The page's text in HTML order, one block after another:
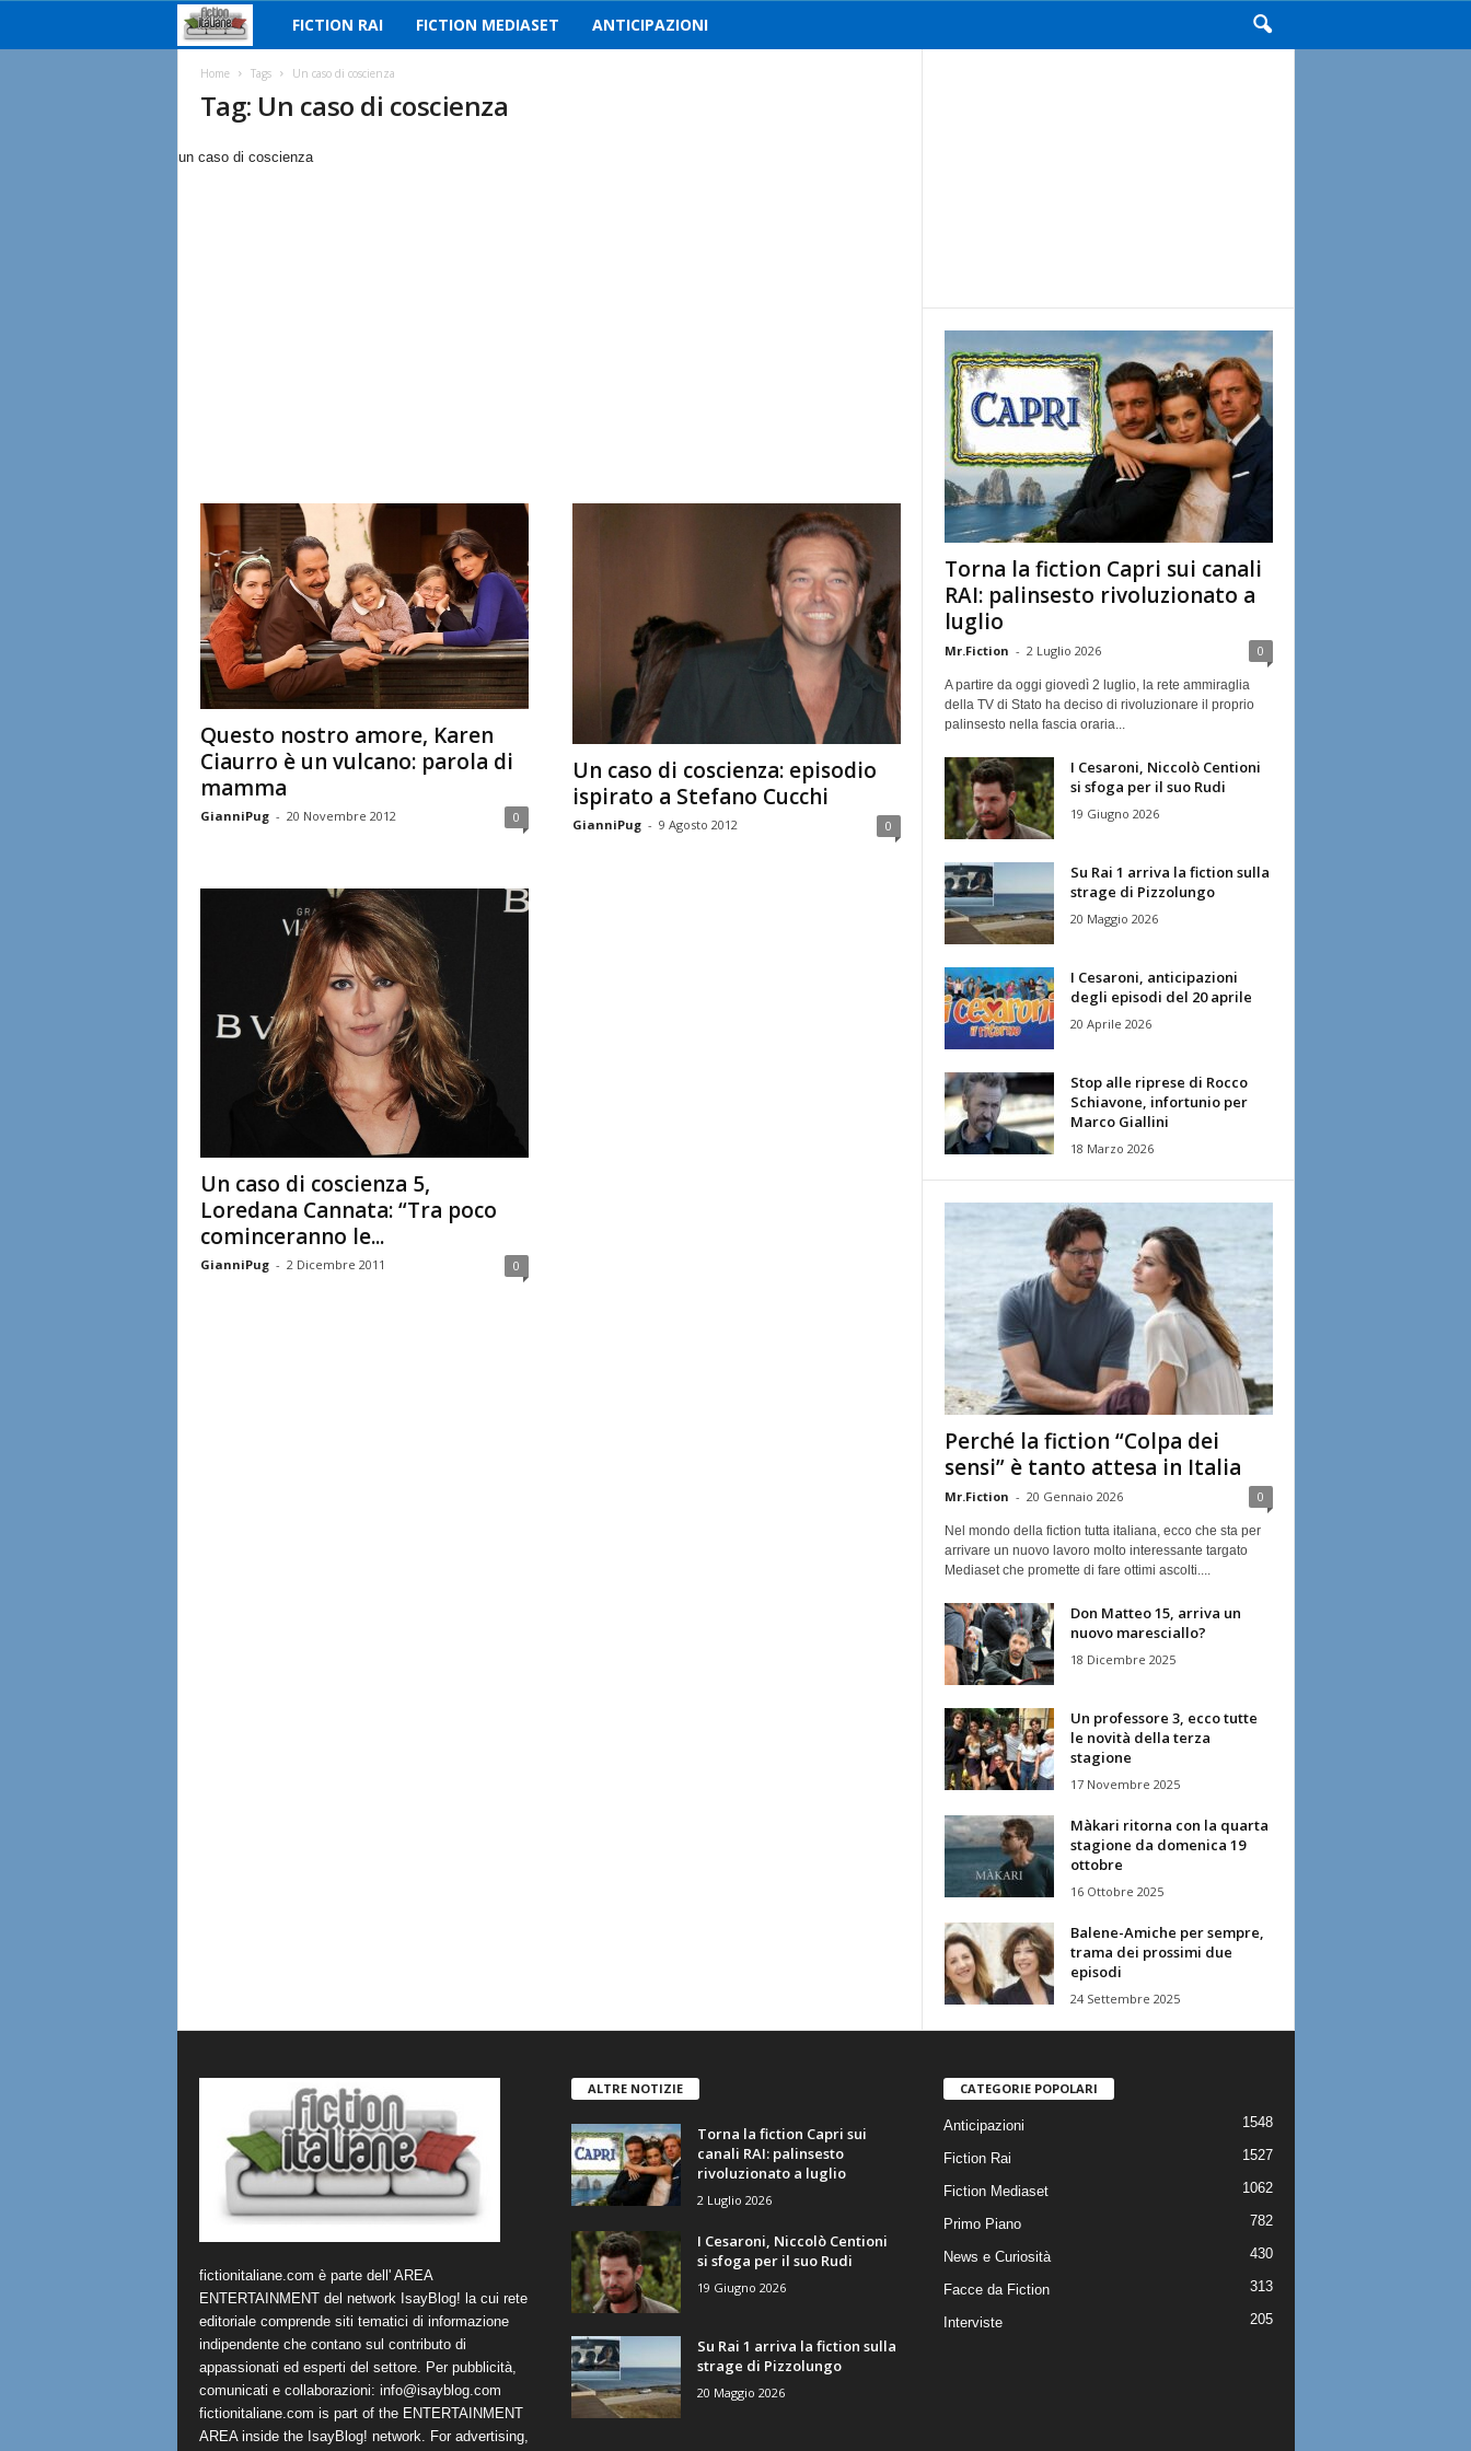
c
l
e
FICTION RAI FICTION MEDIASET ANTICIPAZIONI
Home Tags Un caso di coscienza
Tag: Un caso di coscienza
un caso di coscienza
Questo nostro amore, Karen
Ciaurro è un vulcano: parola di
mamma
GianniPug - 20 Novembre 2012 0
Un caso di coscienza: episodio
ispirato a Stefano Cucchi
GianniPug - 9 Agosto 2012 0
Un caso di coscienza 5,
Loredana Cannata: “Tra poco
cominceranno le...
GianniPug - 2 Dicembre 2011 0
Torna la fiction Capri sui canali
RAI: palinsesto rivoluzionato a
luglio
Mr.Fiction - 2 Luglio 2026 0
A partire da oggi giovedì 2 luglio, la rete ammiraglia
della TV di Stato ha deciso di rivoluzionare il proprio
palinsesto nella fascia oraria...
I Cesaroni, Niccolò Centioni
si sfoga per il suo Rudi
19 Giugno 2026
Su Rai 1 arriva la fiction sulla
strage di Pizzolungo
20 Maggio 2026
I Cesaroni, anticipazioni
degli episodi del 20 aprile
20 Aprile 2026
Stop alle riprese di Rocco
Schiavone, infortunio per
Marco Giallini
18 Marzo 2026
Perché la fiction “Colpa dei
sensi” è tanto attesa in Italia
Mr.Fiction - 20 Gennaio 2026 0
Nel mondo della fiction tutta italiana, ecco che sta per
arrivare un nuovo lavoro molto interessante targato
Mediaset che promette di fare ottimi ascolti....
Don Matteo 15, arriva un
nuovo maresciallo?
18 Dicembre 2025
Un professore 3, ecco tutte
le novità della terza
stagione
17 Novembre 2025
Màkari ritorna con la quarta
stagione da domenica 19
ottobre
16 Ottobre 2025
Balene-Amiche per sempre,
trama dei prossimi due
episodi
24 Settembre 2025
fictionitaliane.com è parte dell' AREA
ENTERTAINMENT del network IsayBlog! la cui rete
editoriale comprende siti tematici di informazione
indipendente che contano sul contributo di
appassionati ed esperti del settore. Per pubblicità,
comunicati e collaborazioni: info@isayblog.com
fictionitaliane.com is part of the ENTERTAINMENT
AREA inside the IsayBlog! network. For advertising,
ALTRE NOTIZIE
Torna la fiction Capri sui
canali RAI: palinsesto
rivoluzionato a luglio
2 Luglio 2026
I Cesaroni, Niccolò Centioni
si sfoga per il suo Rudi
19 Giugno 2026
Su Rai 1 arriva la fiction sulla
strage di Pizzolungo
20 Maggio 2026
CATEGORIE POPOLARI
Anticipazioni 1548
Fiction Rai 1527
Fiction Mediaset 1062
Primo Piano 782
News e Curiosità 430
Facce da Fiction 313
Interviste 205